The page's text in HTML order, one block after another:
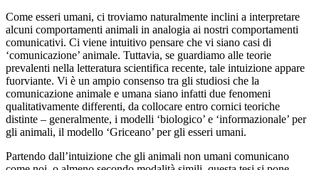
Come esseri umani, ci troviamo naturalmente inclini a interpretare
alcuni comportamenti animali in analogia ai nostri comportamenti
comunicativi. Ci viene intuitivo pensare che vi siano casi di
‘comunicazione’ animale. Tuttavia, se guardiamo alle teorie
prevalenti nella letteratura scientifica recente, tale intuizione appare
fuorviante. Vi è un ampio consenso tra gli studiosi che la
comunicazione animale e umana siano infatti due fenomeni
qualitativamente differenti, da collocare entro cornici teoriche
distinte – generalmente, i modelli ‘biologico’ e ‘informazionale’ per
gli animali, il modello ‘Griceano’ per gli esseri umani.
Partendo dall’intuizione che gli animali non umani comunicano